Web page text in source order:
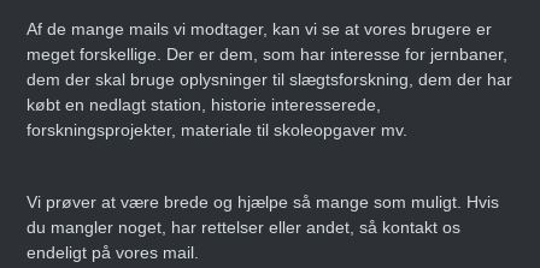
Af de mange mails vi modtager, kan vi se at vores brugere er
meget forskellige. Der er dem, som har interesse for jernbaner,
dem der skal bruge oplysninger til slægtsforskning, dem der har
købt en nedlagt station, historie interesserede,
forskningsprojekter, materiale til skoleopgaver mv.
Vi prøver at være brede og hjælpe så mange som muligt. Hvis
du mangler noget, har rettelser eller andet, så kontakt os
endeligt på vores mail.